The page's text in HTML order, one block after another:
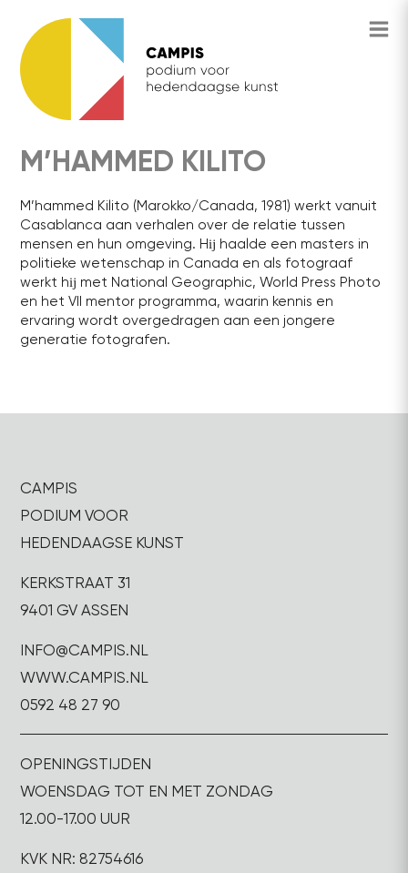
M’HAMMED KILITO
M’hammed Kilito (Marokko/Canada, 1981) werkt vanuit
Casablanca aan verhalen over de relatie tussen
mensen en hun omgeving. Hĳ haalde een masters in
politieke wetenschap in Canada en als fotograaf
werkt hĳ met National Geographic, World Press Photo
en het VII mentor programma, waarin kennis en
ervaring wordt overgedragen aan een jongere
generatie fotografen.
CAMPIS
PODIUM VOOR
HEDENDAAGSE KUNST
KERKSTRAAT 31
9401 GV ASSEN
INFO@CAMPIS.NL
WWW.CAMPIS.NL
0592 48 27 90
OPENINGSTIJDEN
WOENSDAG TOT EN MET ZONDAG
12.00-17.00 UUR
KVK NR: 82754616